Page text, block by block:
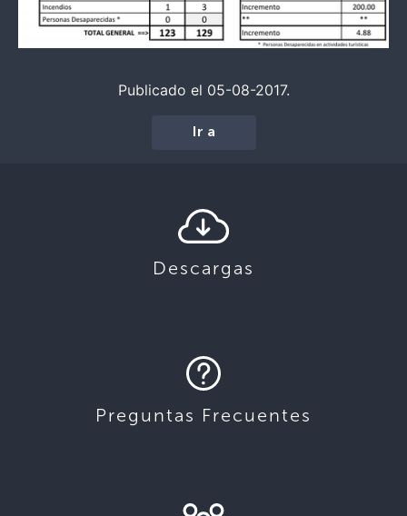
Publicado el 05-08-2017.
Ir a
Descargas
Preguntas Frecuentes